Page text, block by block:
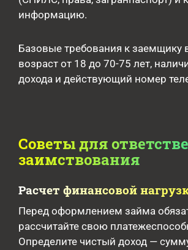
информацию.
Базовые требования к заемщику
возраст от 18 до 70-75 лет,
дохода и действующий номер
Советы для
заимствования
Расчет финансовой
Перед оформлением займа
рассчитайте свою
Определите чистый доход —